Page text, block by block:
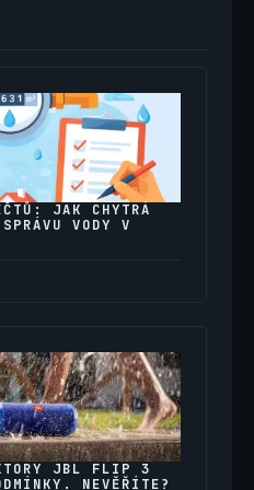
JAK CHYTRÁ
VODY V
JBL FLIP 3
NEVĚŘÍTE?